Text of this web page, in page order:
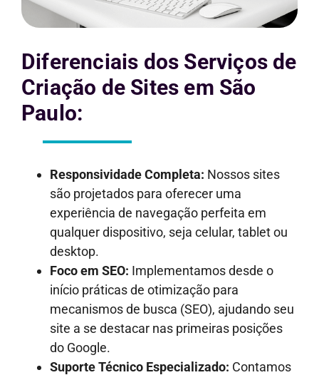
Diferenciais dos Serviços de
Criação de Sites em São
Paulo:
Responsividade Completa: Nossos sites
são projetados para oferecer uma
experiência de navegação perfeita em
qualquer dispositivo, seja celular, tablet ou
desktop.
Foco em SEO: Implementamos desde o
início práticas de otimização para
mecanismos de busca (SEO), ajudando seu
site a se destacar nas primeiras posições
do Google.
Suporte Técnico Especializado: Contamos